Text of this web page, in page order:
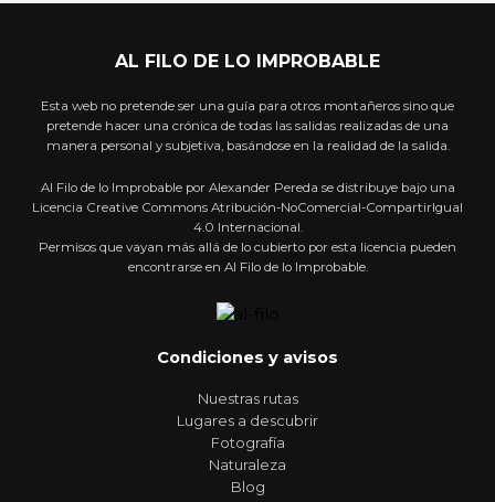
AL FILO DE LO IMPROBABLE
Esta web no pretende ser una guía para otros montañeros sino que
pretende hacer una crónica de todas las salidas realizadas de una
manera personal y subjetiva, basándose en la realidad de la salida.
Al Filo de lo Improbable por Alexander Pereda se distribuye bajo una
Licencia Creative Commons Atribución-NoComercial-CompartirIgual
4.0 Internacional.
Permisos que vayan más allá de lo cubierto por esta licencia pueden
encontrarse en Al Filo de lo Improbable.
Condiciones y avisos
Nuestras rutas
Lugares a descubrir
Fotografía
Naturaleza
Blog